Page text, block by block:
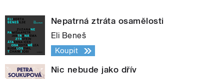
Nepatrná ztráta osamělosti
Eli Beneš
Koupit
Nic nebude jako dřív